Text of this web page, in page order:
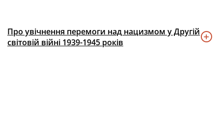
Про увічнення перемоги над нацизмом у Другій
світовій війні 1939-1945 років